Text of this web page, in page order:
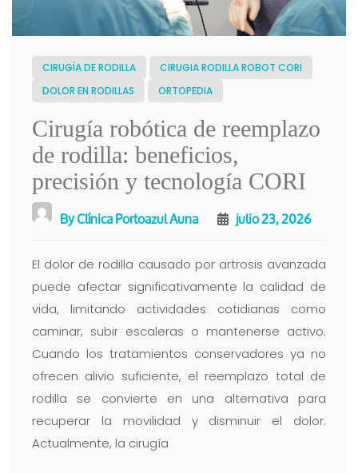
CIRUGÍA DE RODILLA
CIRUGIA RODILLA ROBOT CORI
DOLOR EN RODILLAS
ORTOPEDIA
Cirugía robótica de reemplazo
de rodilla: beneficios,
precisión y tecnología CORI
ByClínica Portoazul Auna julio 23, 2026
El dolor de rodilla causado por artrosis avanzada
puede afectar significativamente la calidad de
vida, limitando actividades cotidianas como
caminar, subir escaleras o mantenerse activo.
Cuando los tratamientos conservadores ya no
ofrecen alivio suficiente, el reemplazo total de
rodilla se convierte en una alternativa para
recuperar la movilidad y disminuir el dolor.
Actualmente, la cirugía